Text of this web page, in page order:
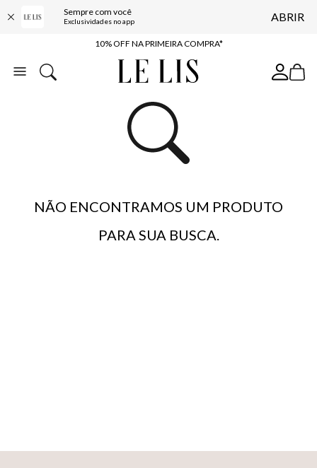
Sempre com você
Exclusividades no app ABRIR
BAIXE O APP
10% OFF NA PRIMEIRA COMPRA*
COMPRE ONLINE E RETIRE EM LOJA*
FRETE GRÁTIS*
BAIXE O APP
10% OFF NA PRIMEIRA COMPRA*
NÃO ENCONTRAMOS UM PRODUTO
PARA SUA BUSCA.